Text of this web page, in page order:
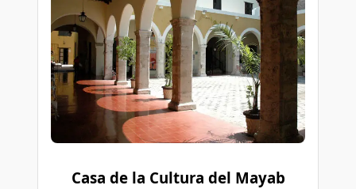
Casa de la Cultura del Mayab